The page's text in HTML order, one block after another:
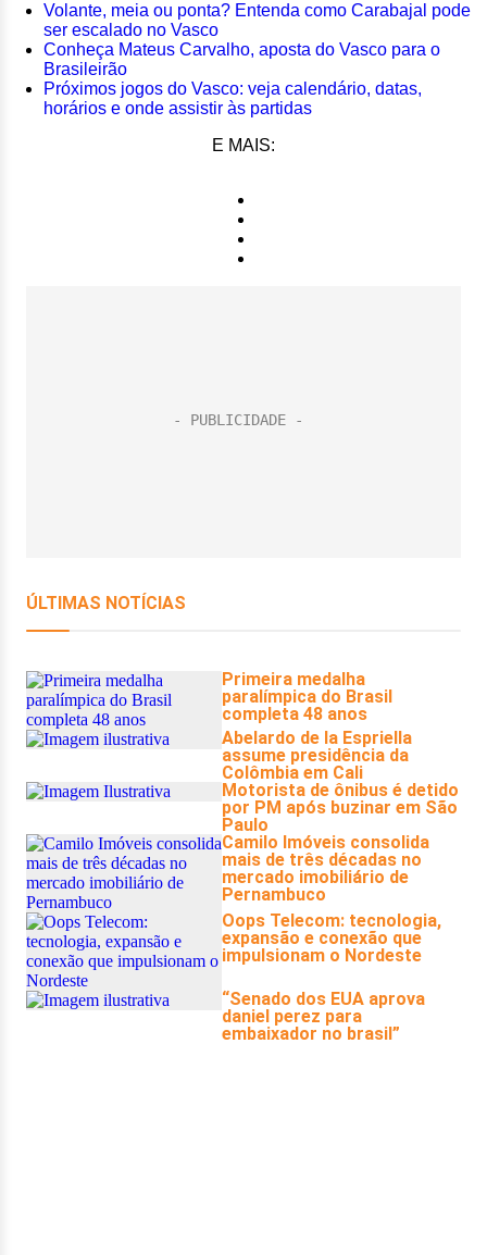
Volante, meia ou ponta? Entenda como Carabajal pode
ser escalado no Vasco
Conheça Mateus Carvalho, aposta do Vasco para o
Brasileirão
Próximos jogos do Vasco: veja calendário, datas,
horários e onde assistir às partidas
E MAIS: